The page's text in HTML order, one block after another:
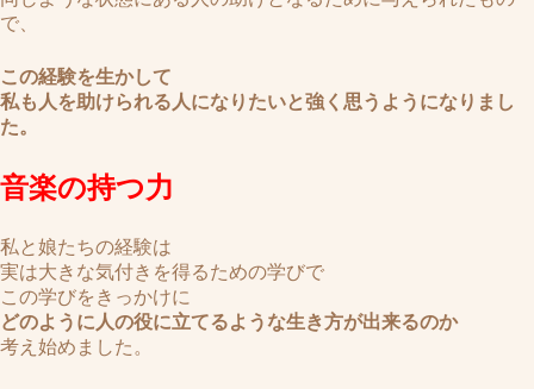
で、
この経験を生かして
私も人を助けられる人になりたいと強く思うようになりまし
た。
音楽の持つ力
私と娘たちの経験は
実は大きな気付きを得るための学びで
この学びをきっかけに
どのように人の役に立てるような生き方が出来るのか
考え始めました。